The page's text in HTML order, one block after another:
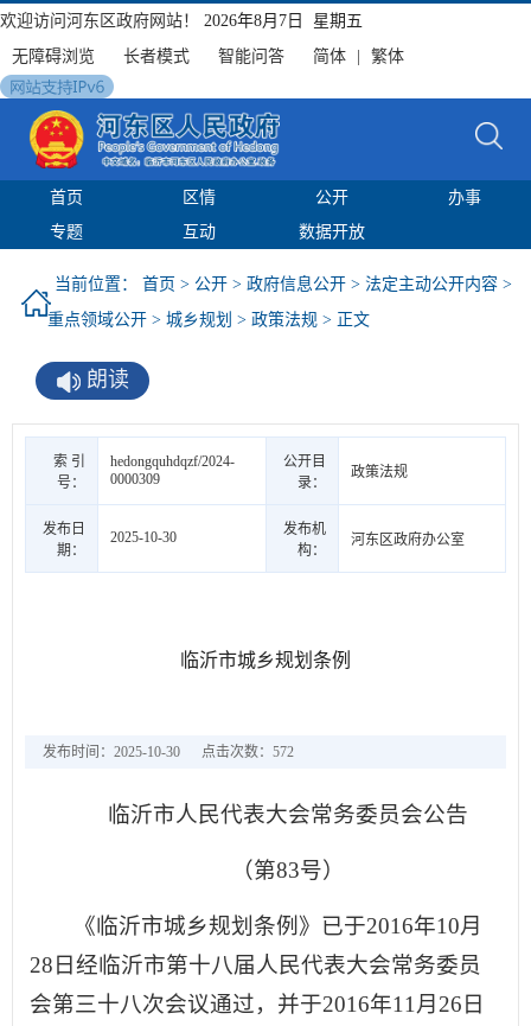
欢迎访问河东区政府网站！
2026年8月7日 星期五
无障碍浏览
长者模式 智能问答 简体 繁体
首页 区情 公开
办事
专题
互动 数据开放
当前位置： 首页 > 公开 > 政府信息公开 > 法定主动公开内容 >
重点领域公开 > 城乡规划 > 政策法规 > 正文
朗读
索 引
号：
hedongquhdqzf/2024-
0000309
公开目
录：
政策法规
发布日
期：
2025-10-30
发布机
构：
河东区政府办公室
临沂市城乡规划条例
发布时间：2025-10-30 点击次数： 572
临沂市人民代表大会常务委员会公告
（第83号）
《临沂市城乡规划条例》已于2016年10月
28日经临沂市第十八届人民代表大会常务委员
会第三十八次会议通过，并于2016年11月26日